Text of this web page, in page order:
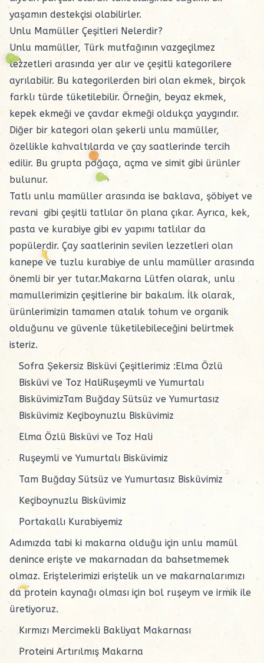
yaşamın destekçisi olabilirler.
Unlu Mamüller Çeşitleri Nelerdir?
Unlu mamüller, Türk mutfağının vazgeçilmez
lezzetleri arasında yer alır ve çeşitli kategorilere
ayrılabilir. Bu kategorilerden biri olan ekmek, birçok
farklı türde tüketilebilir. Örneğin, beyaz ekmek,
kepek ekmeği ve çavdar ekmeği oldukça yaygındır.
Diğer bir kategori olan şekerli unlu mamüller,
özellikle kahvaltılarda ve çay saatlerinde tercih
edilir. Bu grupta poğaça, açma ve simit gibi ürünler
bulunur.
Tatlı unlu mamüller arasında ise baklava, şöbiyet ve
revani gibi çeşitli tatlılar ön plana çıkar. Ayrıca, kek,
pasta ve kurabiye gibi ev yapımı tatlılar da
popülerdir. Çay saatlerinin sevilen lezzetleri olan
kanepe ve tuzlu kurabiye de unlu mamüller arasında
önemli bir yer tutar.Makarna Lütfen olarak, unlu
mamullerimizin çeşitlerine bir bakalım. İlk olarak,
ürünlerimizin tamamen atalık tohum ve organik
olduğunu ve güvenle tüketilebileceğini belirtmek
isteriz.
Sofra Şekersiz Bisküvi Çeşitlerimiz :Elma Özlü
Bisküvi ve Toz HaliRuşeymli ve Yumurtalı
BisküvimizTam Buğday Sütsüz ve Yumurtasız
Bisküvimiz Keçiboynuzlu Bisküvimiz
Elma Özlü Bisküvi ve Toz Hali
Ruşeymli ve Yumurtalı Bisküvimiz
Tam Buğday Sütsüz ve Yumurtasız Bisküvimiz
Keçiboynuzlu Bisküvimiz
Portakallı Kurabiyemiz
Adımızda tabi ki makarna olduğu için unlu mamül
denince erişte ve makarnadan da bahsetmemek
olmaz. Eriştelerimizi eriştelik un ve makarnalarımızı
da protein kaynağı olması için bol ruşeym ve irmik ile
üretiyoruz.
Kırmızı Mercimekli Bakliyat Makarnası
Proteini Artırılmış Makarna